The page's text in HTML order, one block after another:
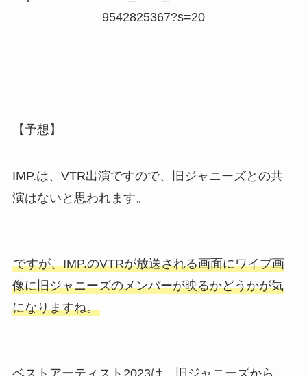
9542825367?s=20
【予想】
IMP.は、VTR出演ですので、旧ジャニーズとの共
演はないと思われます。
ですが、IMP.のVTRが放送される画面にワイプ画
像に旧ジャニーズのメンバーが映るかどうかが気
になりますね。
ベストアーティスト2023は、旧ジャニーズから